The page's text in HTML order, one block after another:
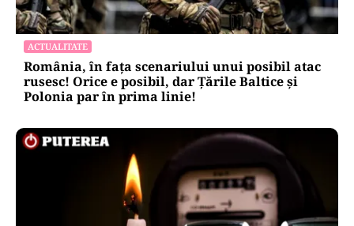
ACTUALITATE
România, în fața scenariului unui posibil atac
rusesc! Orice e posibil, dar Țările Baltice și
Polonia par în prima linie!